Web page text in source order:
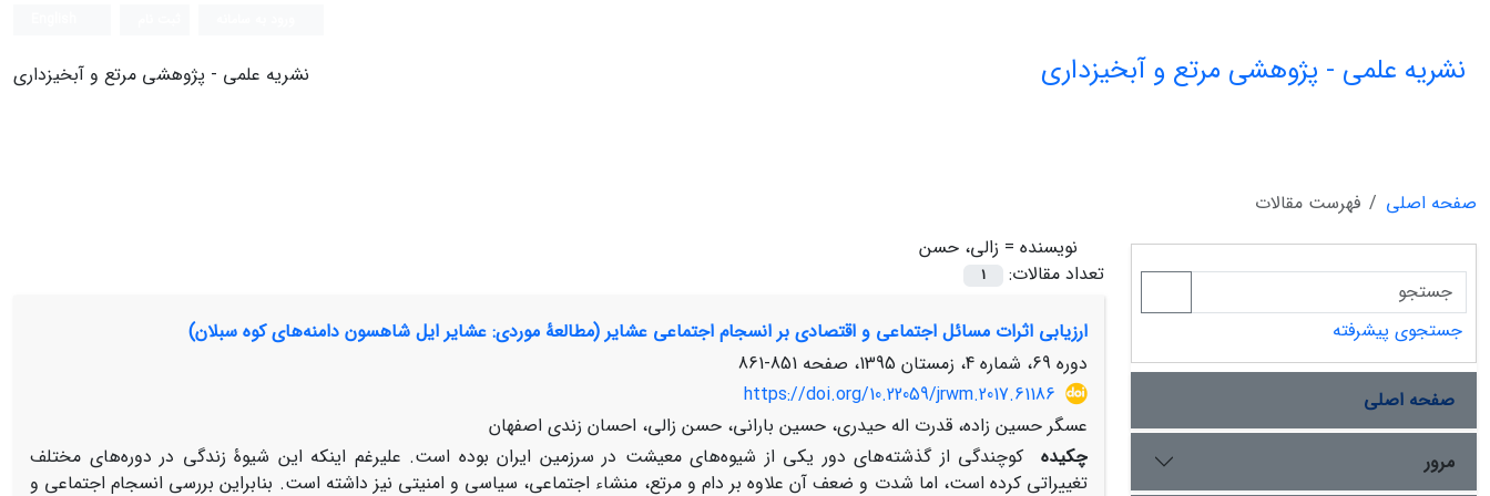
نشریه علمی - پژوهشی مرتع و آبخیزداری نشریه علمی - پژوهشی مرتع و آبخیزداری
صفحه اصلی
فهرست مقالات
نویسنده = زالی، حسن
تعداد مقالات:
1
ارزیابی اثرات مسائل اجتماعی و اقتصادی بر انسجام اجتماعی عشایر (مطالعۀ موردی: عشایر ایل شاهسون دامنه‌های کوه سبلان)
دوره 69، شماره 4، زمستان 1395، صفحه
851-861
https://doi.org/10.22059/jrwm.2017.61186
عسگر حسین زاده، قدرت اله حیدری، حسین بارانی، حسن زالی، احسان زندی اصفهان
چکیده
کوچندگی از گذشته‌های دور یکی از شیوه‌های معیشت در سرزمین ایران بوده است. علی­رغم اینکه این شیوۀ زندگی در دوره‌های مختلف
تغییراتی کرده است، اما شدت و ضعف آن علاوه بر دام و مرتع، منشاء اجتماعی، سیاسی و امنیتی نیز داشته است. بنابراین بررسی انسجام اجتماعی و
جستجوی پیشرفته
صفحه اصلی
مرور